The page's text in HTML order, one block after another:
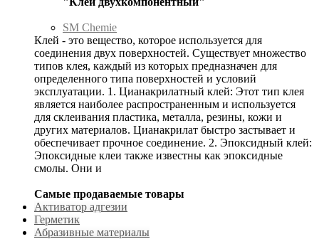
SM Chemie
Клей - это вещество, которое используется для
соединения двух поверхностей. Существует множество
типов клея, каждый из которых предназначен для
определенного типа поверхностей и условий
эксплуатации. 1. Цианакрилатный клей: Этот тип клея
является наиболее распространенным и используется
для склеивания пластика, металла, резины, кожи и
других материалов. Цианакрилат быстро застывает и
обеспечивает прочное соединение. 2. Эпоксидный клей:
Эпоксидные клеи также известны как эпоксидные
смолы. Они и
Самые продаваемые товары
Активатор адгезии
Герметик
Абразивные материалы